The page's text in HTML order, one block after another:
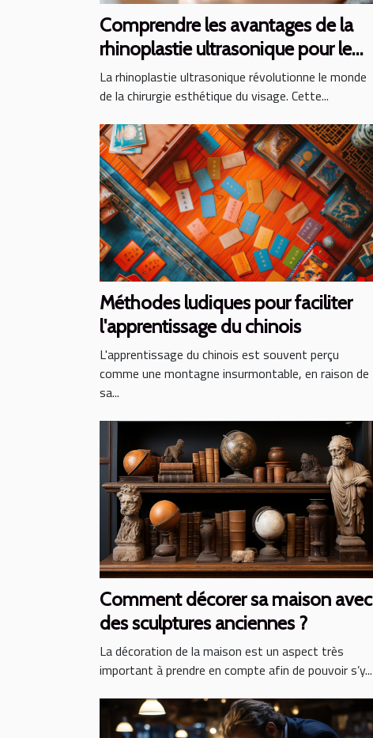
Comprendre les avantages de la
rhinoplastie ultrasonique pour le
visage
La rhinoplastie ultrasonique révolutionne le monde
de la chirurgie esthétique du visage. Cette...
Méthodes ludiques pour faciliter
l'apprentissage du chinois
L'apprentissage du chinois est souvent perçu
comme une montagne insurmontable, en raison de
sa...
Comment décorer sa maison avec
des sculptures anciennes ?
La décoration de la maison est un aspect très
important à prendre en compte afin de pouvoir s’y...